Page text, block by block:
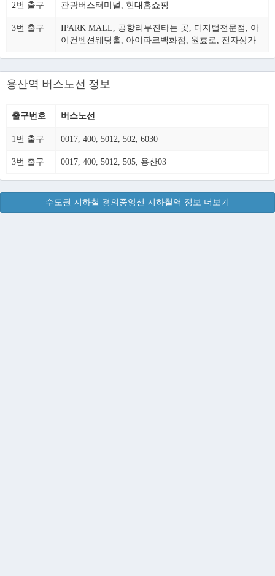
2번 출구 관광버스터미널, 현대홈쇼핑
3번 출구
IPARK MALL, 공항리무진타는 곳, 디지털전문점, 아
이컨벤션웨딩홀, 아이파크백화점, 원효로, 전자상가
용산역 버스노선 정보
출구번호 버스노선
1번 출구 0017, 400, 5012, 502, 6030
3번 출구 0017, 400, 5012, 505, 용산03
수도권 지하철 경의중앙선 지하철역 정보 더보기